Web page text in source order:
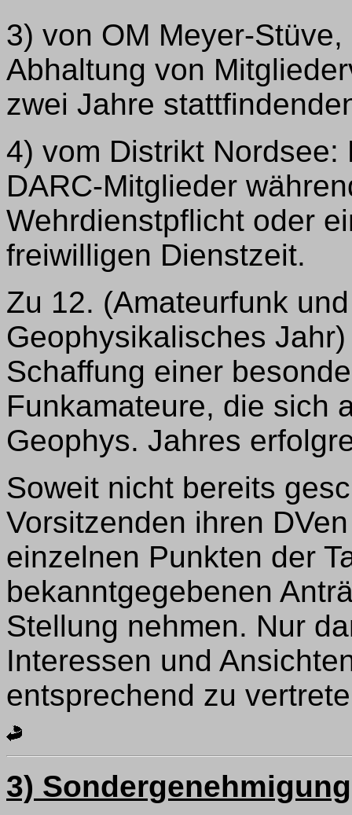
3) von OM Meyer-
Abhaltung von
zwei Jahre
4) vom Distrikt
DARC-Mitglieder
Wehrdienstpflicht oder
freiwilligen Dienstzeit.
Zu 12. (Amateurfunk
Geophysikalisches
Schaffung einer
Funkamateure, die sich
Geophys. Jahres
Soweit nicht bereits
Vorsitzenden ihren
einzelnen Punkten der
bekanntgegebenen
Stellung nehmen. Nur
Interessen und
entsprechend zu
3)